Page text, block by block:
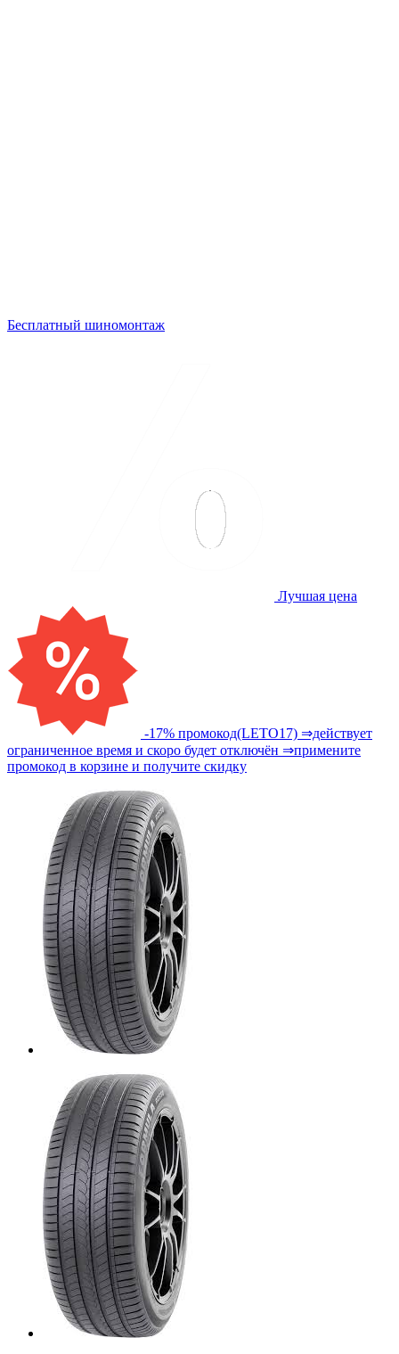
Бесплатный шиномонтаж
Лучшая цена
-17% промокод(LETO17) ⇒действует
ограниченное время и скоро будет отключён ⇒примените
промокод в корзине и получите скидку